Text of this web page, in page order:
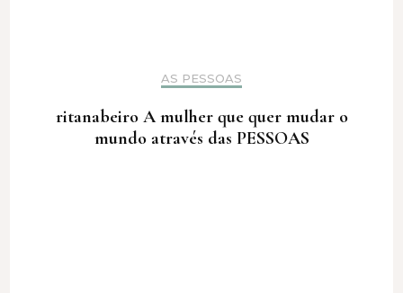
AS PESSOAS
ritanabeiro A mulher que quer mudar o
mundo através das PESSOAS